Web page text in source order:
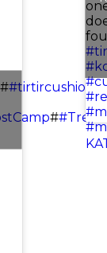
#tirtircushion
#